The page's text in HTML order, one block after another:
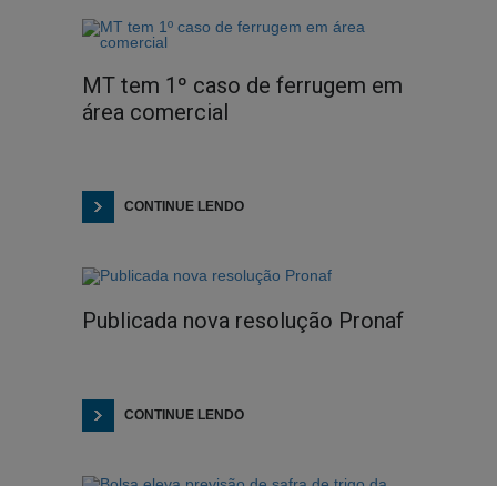
MT tem 1º caso de ferrugem em
área comercial
CONTINUE LENDO
Publicada nova resolução Pronaf
CONTINUE LENDO